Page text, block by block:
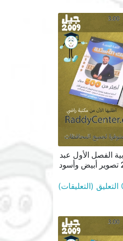
سريعةالفصل الأول عبد
الهادي الخطيب 2009 تصوير أبيض وأسود